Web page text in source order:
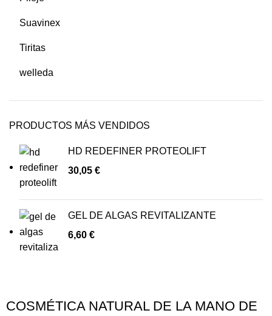
Suavinex
Tiritas
welleda
PRODUCTOS MÁS VENDIDOS
HD REDEFINER PROTEOLIFT
30,05 €
GEL DE ALGAS REVITALIZANTE
6,60 €
COSMÉTICA NATURAL DE LA MANO DE